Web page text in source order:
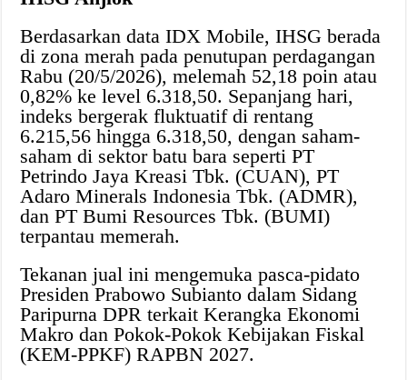
Berdasarkan data IDX Mobile, IHSG berada
di zona merah pada penutupan perdagangan
Rabu (20/5/2026), melemah 52,18 poin atau
0,82% ke level 6.318,50. Sepanjang hari,
indeks bergerak fluktuatif di rentang
6.215,56 hingga 6.318,50, dengan saham-
saham di sektor batu bara seperti PT
Petrindo Jaya Kreasi Tbk. (CUAN), PT
Adaro Minerals Indonesia Tbk. (ADMR),
dan PT Bumi Resources Tbk. (BUMI)
terpantau memerah.
Tekanan jual ini mengemuka pasca-pidato
Presiden Prabowo Subianto dalam Sidang
Paripurna DPR terkait Kerangka Ekonomi
Makro dan Pokok-Pokok Kebijakan Fiskal
(KEM-PPKF) RAPBN 2027.